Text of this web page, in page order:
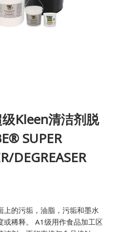
Kleen清洁剂脱
SUPER
DEGREASER
的污垢，油脂，污垢和墨水
稀释。 A1级用作食品加工区